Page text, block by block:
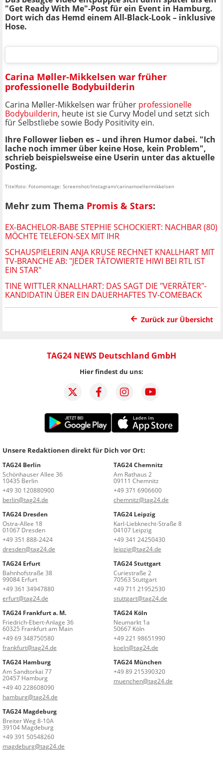
"Get Ready With Me"-Post für ein Event in Hamburg.
Dort wich das Hemd einem All-Black-Look – inklusive
Hose.
Carina Møller-Mikkelsen war früher
professionelle Bodybuilderin
Carina Møller-Mikkelsen war früher professionelle
Bodybuilderin, heute ist sie Curvy Model und setzt sich
für Selbstliebe sowie Body Positivity ein.
Ihre Follower lieben es – und ihren Humor dabei. "Ich
lache noch immer über keine Hose, kein Problem",
schrieb beispielsweise eine Userin unter das aktuelle
Posting.
Titelfoto: Fotomontage: Screenshot/Instagram/carinamoellermikkelsen
Mehr zum Thema Promis & Stars:
EX-BACHELOR-BABE STEPHIE SCHOCKIERT: NACHBAR (80)
MÖCHTE TELEFON-SEX MIT IHR
SCHAUSPIELERIN ANJA KRUSE RECHNET KNALLHART MIT
TV-BRANCHE AB: "JEDER TÄTOWIERTE HIWI BEI RTL IST
EIN STAR"
TINE WITTLER KNALLHART: DAS SAGT DIE "VERRÄTER"-
KANDIDATIN ÜBER EIN DAUERHAFTES TV-COMEBACK
Zurück zur Übersicht
TAG24 NEWS Deutschland GmbH
Hier findest du uns:
Unsere Redaktionen direkt für Dich vor Ort:
TAG24 Berlin
Schönhauser Allee 36
10435 Berlin
+49 30 120880900
berlin@tag24.de
TAG24 Chemnitz
Am Rathaus 2
09111 Chemnitz
+49 371 6906600
chemnitz@tag24.de
TAG24 Dresden
Ostra-Allee 18
01067 Dresden
+49 351 888-2424
dresden@tag24.de
TAG24 Leipzig
Karl-Liebknecht-Straße 8
04107 Leipzig
+49 341 24250430
leipzig@tag24.de
TAG24 Erfurt
Bahnhofstraße 38
99084 Erfurt
+49 361 34947880
erfurt@tag24.de
TAG24 Stuttgart
Curiestraße 2
70563 Stuttgart
+49 711 21952530
stuttgart@tag24.de
TAG24 Frankfurt a. M.
Friedrich-Ebert-Anlage 36
60325 Frankfurt am Main
+49 69 348750580
frankfurt@tag24.de
TAG24 Köln
Neumarkt 1a
50667 Köln
+49 221 98651990
koeln@tag24.de
TAG24 Hamburg
Am Sandtorkai 77
20457 Hamburg
+49 40 228608090
hamburg@tag24.de
TAG24 München
+49 89 215390320
muenchen@tag24.de
TAG24 Magdeburg
Breiter Weg 8-10A
39104 Magdeburg
+49 391 50548260
magdeburg@tag24.de